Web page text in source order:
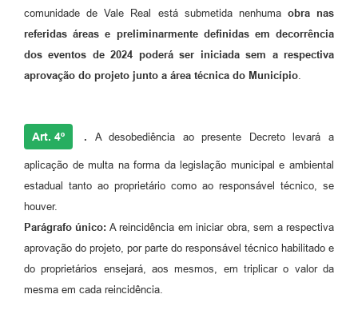
comunidade de Vale Real está submetida nenhumaobra nas
referidas áreas e preliminarmente definidas em decorrência
dos eventos de 2024 poderá ser iniciada sem a respectiva
aprovação do projeto junto a área técnica do Município.
Art. 4º . A desobediência ao presente Decreto levará a
aplicação de multa na forma da legislação municipal e ambiental
estadual tanto ao proprietário como ao responsável técnico, se
houver.
Parágrafo único: A reincidência em iniciar obra, sem a respectiva
aprovação do projeto, por parte do responsável técnico habilitado e
do proprietários ensejará, aos mesmos, em triplicar o valor da
mesma em cada reincidência.